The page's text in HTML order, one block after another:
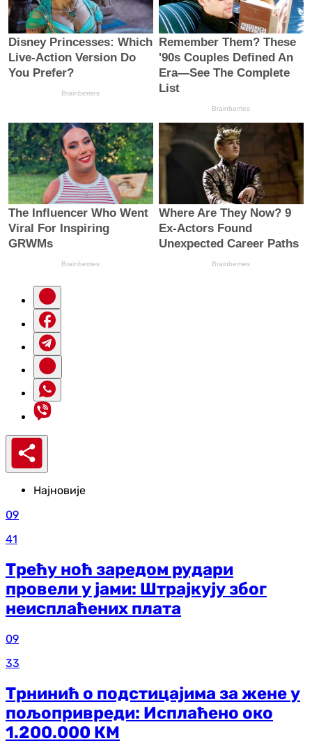
Најновије
09
41
Трећу ноћ заредом рудари
провели у јами: Штрајкују због
неисплаћених плата
09
33
Трнинић о подстицајима за жене у
пољопривреди: Исплаћено око
1.200.000 КМ